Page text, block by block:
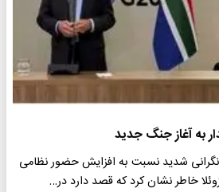
به آغاز جنگ جدید
نگرانی شدید نسبت به افزایش حضور نظامی
خاطر نشان کرد که قصد دارد در…